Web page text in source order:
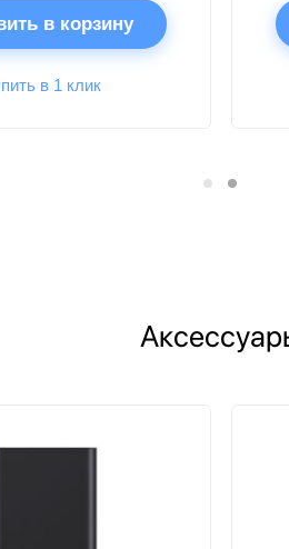
в корзину
в 1 клик